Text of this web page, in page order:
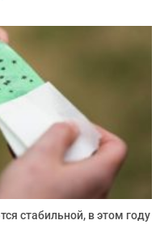
стабильной, в этом году